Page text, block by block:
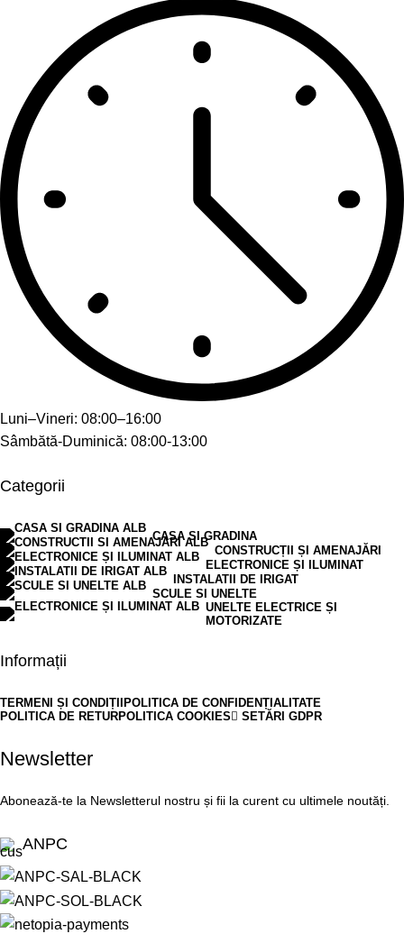
Luni–Vineri: 08:00–16:00
Sâmbătă-Duminică: 08:00-13:00
Categorii
CASA SI GRADINA
CONSTRUCȚII ȘI AMENAJĂRI
ELECTRONICE ȘI ILUMINAT
INSTALATII DE IRIGAT
SCULE SI UNELTE
UNELTE ELECTRICE ȘI
MOTORIZATE
Informații
TERMENI ȘI CONDIȚII
POLITICA DE CONFIDENȚIALITATE
POLITICA DE RETURPOLITICA COOKIES SETĂRI GDPR
Newsletter
Abonează-te la Newsletterul nostru și fii la curent cu ultimele noutăți.
ANPC